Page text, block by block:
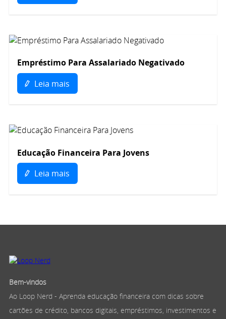
Empréstimo Para Assalariado Negativado
Leia mais
Educação Financeira Para Jovens
Leia mais
Bem-vindos
Ao Loop Nerd - Aprenda educação financeira com dicas sobre
cartões de crédito, bancos digitais, empréstimos, investimentos e